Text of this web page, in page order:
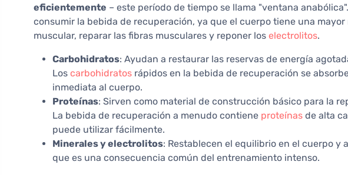
eficientemente – este período de tiempo se llama "ventana
consumir la bebida de recuperación, ya que el cuerpo tiene una
muscular, reparar las fibras musculares y reponer los electrolitos.
Carbohidratos: Ayudan a restaurar las reservas de energía
Los carbohidratos rápidos en la bebida de recuperación se
inmediata al cuerpo.
Proteínas: Sirven como material de construcción básico para la
La bebida de recuperación a menudo contiene proteínas de alta
puede utilizar fácilmente.
Minerales y electrolitos: Restablecen el equilibrio en el cuerpo y
que es una consecuencia común del entrenamiento intenso.